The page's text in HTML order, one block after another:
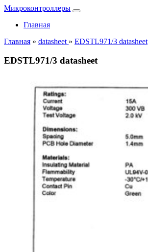
Микроконтроллеры
Главная
Главная » datasheet » EDSTL971/3 datasheet
EDSTL971/3 datasheet